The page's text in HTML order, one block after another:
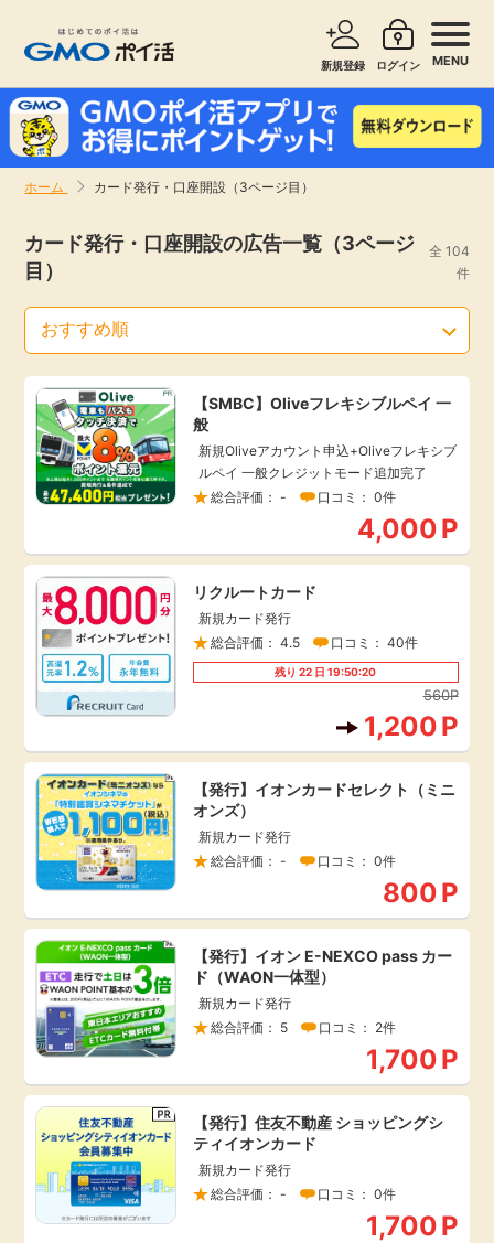
新規登録 ログイン MENU
ホーム カード発行・口座開設（3ページ目）
新着
高還元
無料
即日還元
ゲーム
買い物
ポイ活お得情報
お友達紹介
カード比較
毎日ゲット
GMOポイ活の使い方
ヘルプセンター
サービスで探す ショッピングで探す
旅行・レンタカー
エンタメ
クレジットカード
暮らし
買取・査定
学び
進学・教育
美容・健康
月額有料サービス
銀行・金融・投資
家計の固定費
カード発行・口座開設の広告一覧（3ページ
目）
全 104
件
【SMBC】Oliveフレキシブルペイ 一
般
新規Oliveアカウント申込+Oliveフレキシブ
ルペイ 一般クレジットモード追加完了
総合評価： -
口コミ： 0件
4,000P
リクルートカード
新規カード発行
総合評価： 4.5
口コミ： 40件
残り22 日19:50:20
560P
1,200P
【発行】イオンカードセレクト（ミニ
オンズ）
新規カード発行
総合評価： -
口コミ： 0件
800P
【発行】イオン E-NEXCO pass カー
ド（WAON一体型）
新規カード発行
総合評価： 5
口コミ： 2件
1,700P
【発行】住友不動産 ショッピングシ
ティイオンカード
新規カード発行
総合評価： -
口コミ： 0件
1,700P